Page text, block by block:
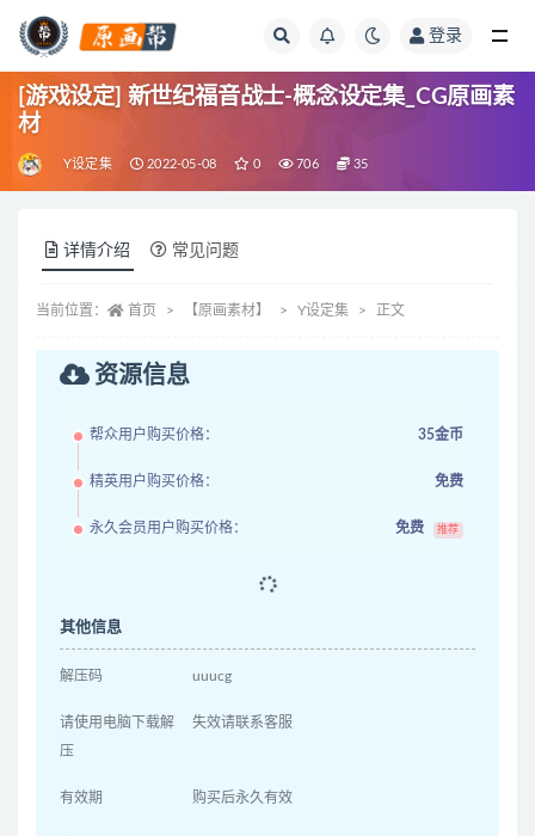
登录
[游戏设定] 新世纪福音战士-概念设定集_CG原画素
材
Y设定集 2022-05-08 0 706 35
详情介绍 常见问题
当前位置： 首页 【原画素材】 Y设定集 正文
资源信息
帮众用户购买价格： 35金币
精英用户购买价格： 免费
永久会员用户购买价格： 免费 推荐
其他信息
解压码 uuucg
请使用电脑下载解
压
失效请联系客服
有效期 购买后永久有效